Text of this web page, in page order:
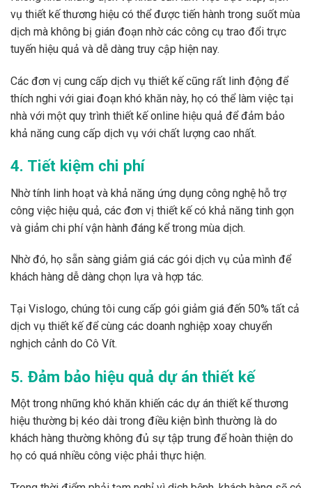
vụ thiết kế thương hiệu có thể được tiến hành trong suốt mùa
dịch mà không bị gián đoạn nhờ các công cụ trao đổi trực
tuyến hiệu quả và dễ dàng truy cập hiện nay.
Các đơn vị cung cấp dịch vụ thiết kế cũng rất linh động để
thích nghi với giai đoạn khó khăn này, họ có thể làm việc tại
nhà với một quy trình thiết kế online hiệu quả để đảm bảo
khả năng cung cấp dịch vụ với chất lượng cao nhất.
4. Tiết kiệm chi phí
Nhờ tính linh hoạt và khả năng ứng dụng công nghệ hỗ trợ
công việc hiệu quả, các đơn vị thiết kế có khả năng tinh gọn
và giảm chi phí vận hành đáng kể trong mùa dịch.
Nhờ đó, họ sẵn sàng giảm giá các gói dịch vụ của mình để
khách hàng dễ dàng chọn lựa và hợp tác.
Tại Vislogo, chúng tôi cung cấp gói giảm giá đến 50% tất cả
dịch vụ thiết kế để cùng các doanh nghiệp xoay chuyển
nghịch cảnh do Cô Vít.
5. Đảm bảo hiệu quả dự án thiết kế
Một trong những khó khăn khiến các dự án thiết kế thương
hiệu thường bị kéo dài trong điều kiện bình thường là do
khách hàng thường không đủ sự tập trung để hoàn thiện do
họ có quá nhiều công việc phải thực hiện.